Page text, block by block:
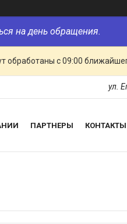
на день обращения.
обработаны с 09:00
ул.
ПАРТНЕРЫ КОНТАКТЫ